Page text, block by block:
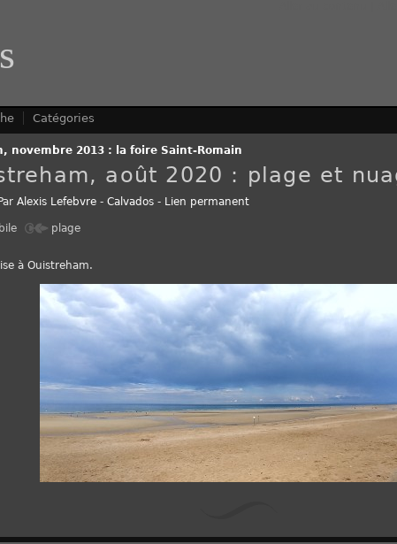
Catégories
novembre 2013 : la foire Saint-Romain
août 2020 : plage et
Alexis Lefebvre - Calvados - Lien permanent
plage
à Ouistreham.